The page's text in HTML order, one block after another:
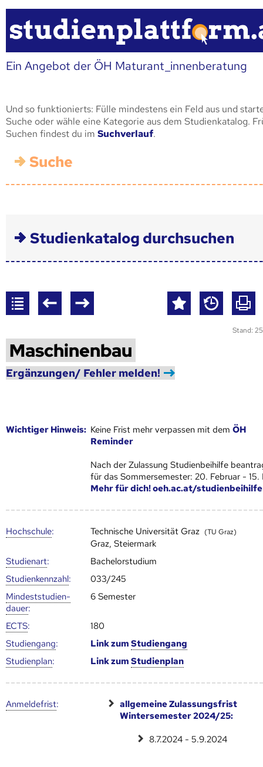
Ein Angebot der ÖH Maturant_innenberatung
Und so funktionierts: Fülle mindestens ein Feld aus und
Suche oder wähle eine Kategorie aus dem Studienkatalog.
Suchen findest du im Suchverlauf.
Suche
Studienkatalog durchsuchen
Stand:
Maschinenbau
Ergänzungen/ Fehler melden!
Wich­ti­ger Hin­weis: Keine Frist mehr verpassen mit demÖH
Reminder
Nach der Zulassung Studienbeihilfe
für das Sommersemester: 20. Februar - 15.
Mehr für dich! oeh.ac.at/studienbeihilfe
Hoch­schule: Technische Universität Graz (TU Graz)
Graz, Steiermark
Studienart:
Bachelorstudium
Studien­kenn­zahl:
033/245
Mindest­studien­
dauer:
6 Semester
ECTS:
180
Studien­gang: Link zumStudien­gang
Studien­plan: Link zumStudien­plan
Anmelde­frist:
allgemeine Zulassungsfrist
Wintersemester 2024/25:
8.7.2024 - 5.9.2024